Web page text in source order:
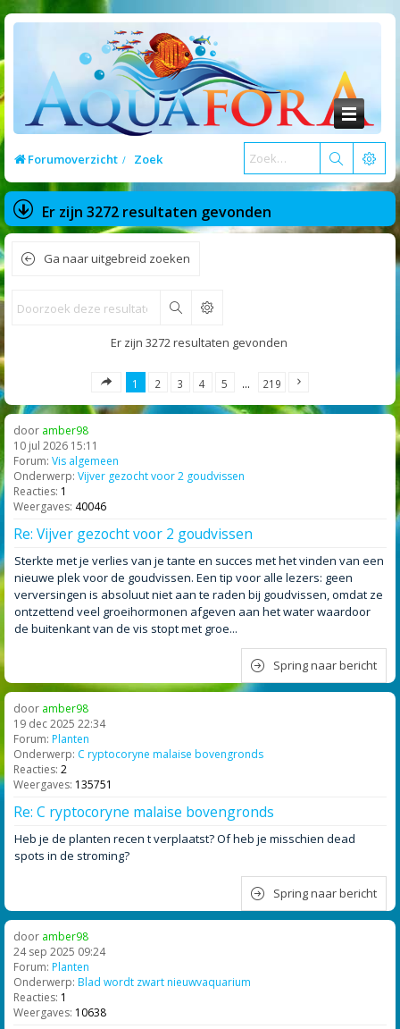
Forumoverzicht Zoek
Er zijn 3272 resultaten gevonden
Ga naar uitgebreid zoeken
Zoek
Er zijn 3272 resultaten gevonden
1 2 3 4 5 … 219
door amber98
10 jul 2026 15:11
Forum: Vis algemeen
Onderwerp: Vijver gezocht voor 2 goudvissen
Reacties: 1
Weergaves: 40046
Re: Vijver gezocht voor 2 goudvissen
Sterkte met je verlies van je tante en succes met het vinden van een
nieuwe plek voor de goudvissen. Een tip voor alle lezers: geen
verversingen is absoluut niet aan te raden bij goudvissen, omdat ze
ontzettend veel groeihormonen afgeven aan het water waardoor
de buitenkant van de vis stopt met groe...
Spring naar bericht
door amber98
19 dec 2025 22:34
Forum: Planten
Onderwerp: C ryptocoryne malaise bovengronds
Reacties: 2
Weergaves: 135751
Re: C ryptocoryne malaise bovengronds
Heb je de planten recen t verplaatst? Of heb je misschien dead
spots in de stroming?
Spring naar bericht
door amber98
24 sep 2025 09:24
Forum: Planten
Onderwerp: Blad wordt zwart nieuwvaquarium
Reacties: 1
Weergaves: 10638